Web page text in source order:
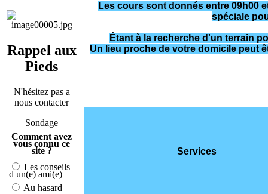
Rappel aux
Pieds
N'hésitez pas a
nous contacter
Sondage
Comment avez
vous connu ce
site ?
Les conseils
d un(e) ami(e)
Au hasard
Les cours sont donnés entre 09h00
spéciale
Étant à la recherche d'un terrain
Un lieu proche de votre domicile peut
Services